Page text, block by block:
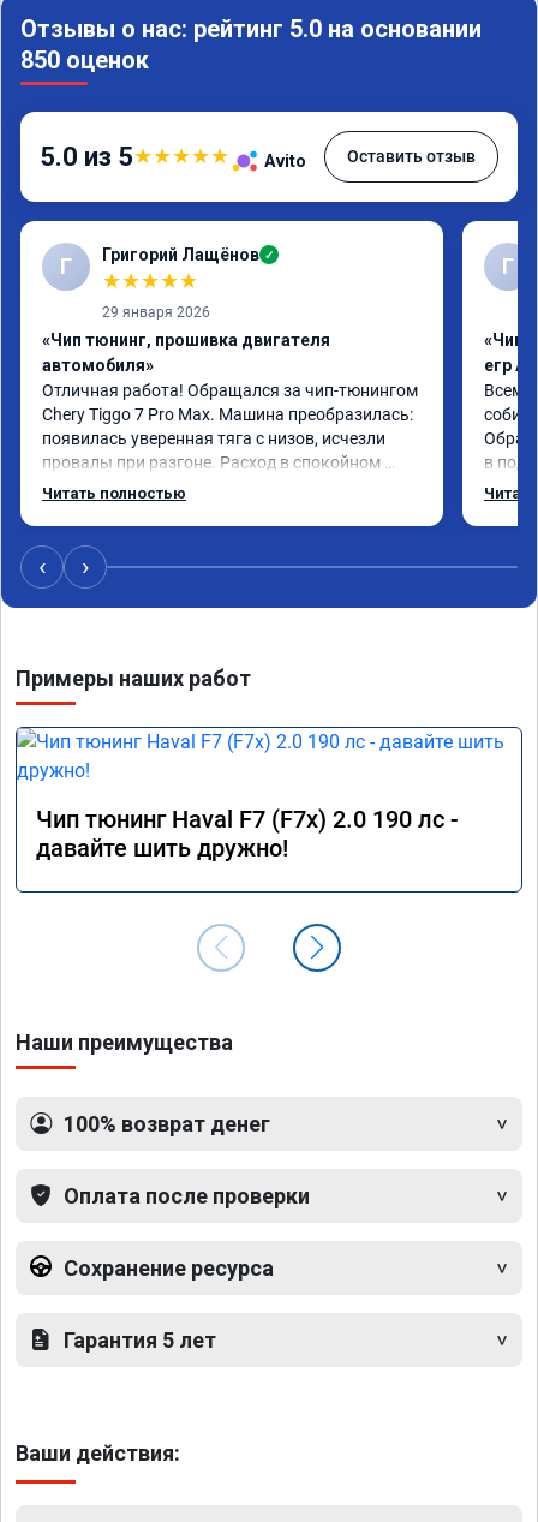
Отзывы о нас: рейтинг 5.0 на основании
850 оценок
5.0 из 5★★★★★ Avito Оставить отзыв
Г Григорий Лащёнов ✓
★★★★★
29 января 2026
«Чип тюнинг, прошивка двигателя
автомобиля»
Отличная работа! Обращался за чип-тюнингом
Chery Tiggo 7 Pro Max. Машина преобразилась:
появилась уверенная тяга с низов, исчезли
провалы при разгоне. Расход в спокойном
режиме даже немного снизился. Все сделали
Читать полностью
Г
«Чип
егр
Всем
в
‹ ›
Примеры наших работ
Чип тюнинг Haval F7 (F7x) 2.0 190 лс -
давайте шить дружно!
Наши преимущества
100% возврат денег
Оплата после проверки
Сохранение ресурса
Гарантия 5 лет
Ваши действия: